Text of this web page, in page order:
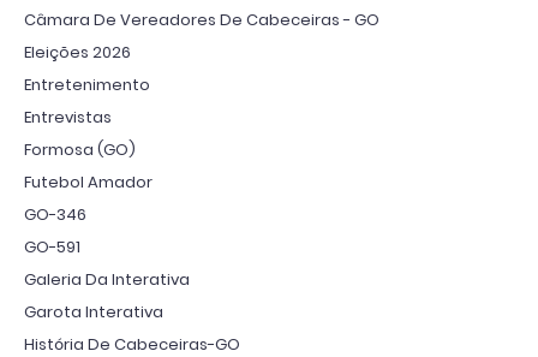
Câmara De Vereadores De Cabeceiras - GO
Eleições 2026
Entretenimento
Entrevistas
Formosa (GO)
Futebol Amador
GO-346
GO-591
Galeria Da Interativa
Garota Interativa
História De Cabeceiras-GO